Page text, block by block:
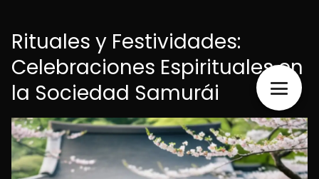
Rituales y Festividades:
Celebraciones Espirituales en
la Sociedad Samurái